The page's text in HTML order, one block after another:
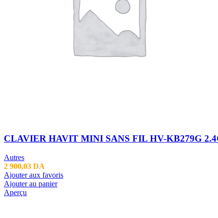
CLAVIER HAVIT MINI SANS FIL HV-KB279G
Autres
2 900,03 DA
Ajouter aux favoris
Ajouter au panier
Aperçu